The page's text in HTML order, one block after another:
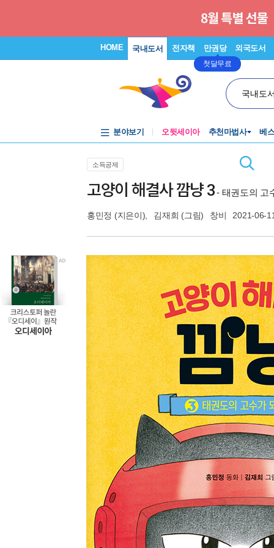
HOME 국내도서 전자책 만권당
첫달무료
외국도서
국내도
분야보기 오뒷세이아 추천마법사 베
소득공제
고양이 해결사 깜냥 3- 태권도의 고
홍민정 (지은이), 김재희 (그림) 창비 2021-06-